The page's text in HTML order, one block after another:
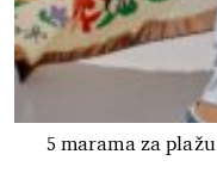
5 marama za